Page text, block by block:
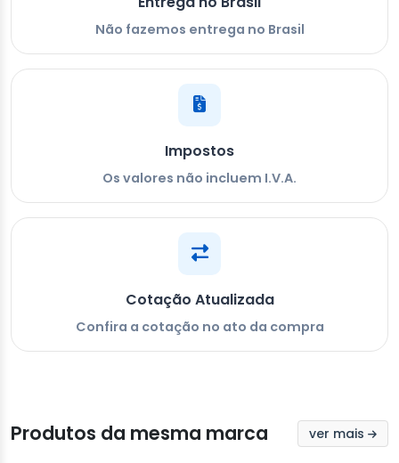
Não fazemos entrega no Brasil
Impostos
Os valores não incluem I.V.A.
Cotação Atualizada
Confira a cotação no ato da compra
Produtos da mesma marca ver mais